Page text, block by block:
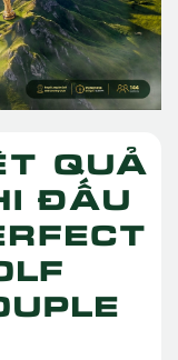
quả
đấu